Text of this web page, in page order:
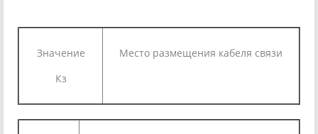
Значение
Кз
Место размещения кабеля связи